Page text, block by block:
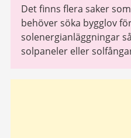
Det finns flera saker
behöver söka bygglov
solenergianläggningar
solpaneler eller